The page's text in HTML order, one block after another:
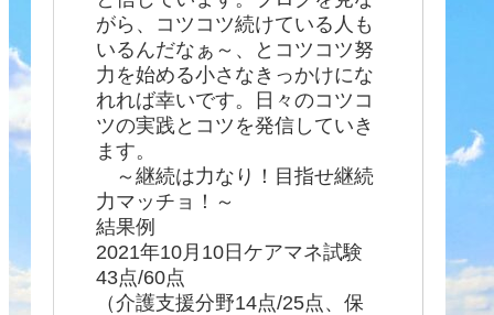
がら、コツコツ続けている人も
いるんだなぁ～、とコツコツ努
力を始める小さなきっかけにな
れれば幸いです。日々のコツコ
ツの実践とコツを発信していき
ます。
～継続は力なり！目指せ継続
力マッチョ！～
結果例
2021年10月10日ケアマネ試験
43点/60点
（介護支援分野14点/25点、保